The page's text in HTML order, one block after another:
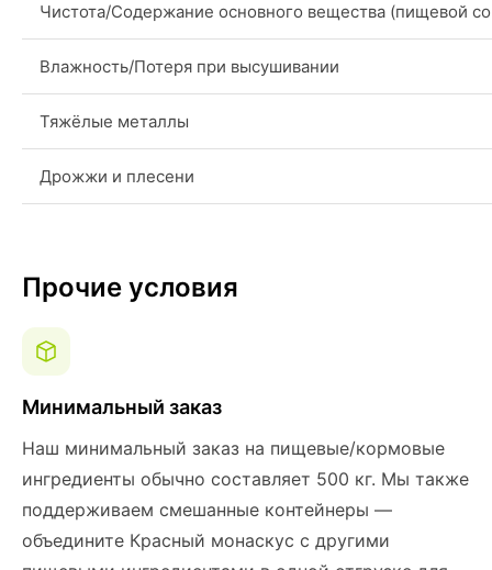
Чистота/Содержание основного вещества (пищевой
Влажность/Потеря при высушивании
Тяжёлые металлы
Дрожжи и плесени
Прочие условия
Минимальный заказ
Наш минимальный заказ на пищевые/кормовые
ингредиенты обычно составляет 500 кг. Мы также
поддерживаем смешанные контейнеры —
объедините Красный монаскус с другими